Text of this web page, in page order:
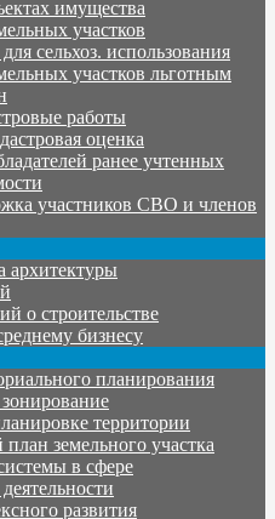
имущества
участков
сельхоз. использования
участков льготным
работы
оценка
ранее учтенных
участников СВО и членов
архитектуры
о строительстве
бизнесу
планирования
территории
земельного участка
в сфере
развития